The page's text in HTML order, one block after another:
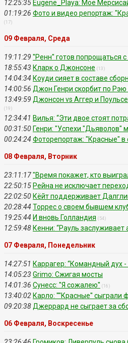
12:25:35 Eugene_Playa: Мое
01:19:26 Фото и видео репортаж:
(17)
09 Февраля, Среда
19:11:29 ''Ренн'' готов попрощаться
18:55:43 Кларк о Джонсоне (13)
14:04:34 Коуди сияет в составе
14:00:56 Джон Генри скорбит по Рэю
13:49:59 Джонсон vs Аггер и
(19)
12:34:41 Вилья: “Эти двое стоят
00:31:50 Генри: "Успехи "Дьяволов"
00:24:24 Фоторепортаж: "Красные" в
08 Февраля, Вторник
23:11:17"Время покажет, кто
22:50:15 Рейна не исключает
22:02:50 Кёйт поддерживает
20:28:44 Торрес о своем бывшем
19:25:44 И вновь Голландия (54)
12:59:48 Кенни: “Рауль заслуживает
07 Февраля, Понедельник
14:27:51 Каррагер: “Командный дух
14:05:23 Grimo: Сжигая мосты
14:01:36 Сунесс: ''Я сожалею'' (16)
13:40:02 Карло: ''''Красные'' сыграли
09:20:38 Джеррард не сыграет за
06 Февраля, Воскресенье